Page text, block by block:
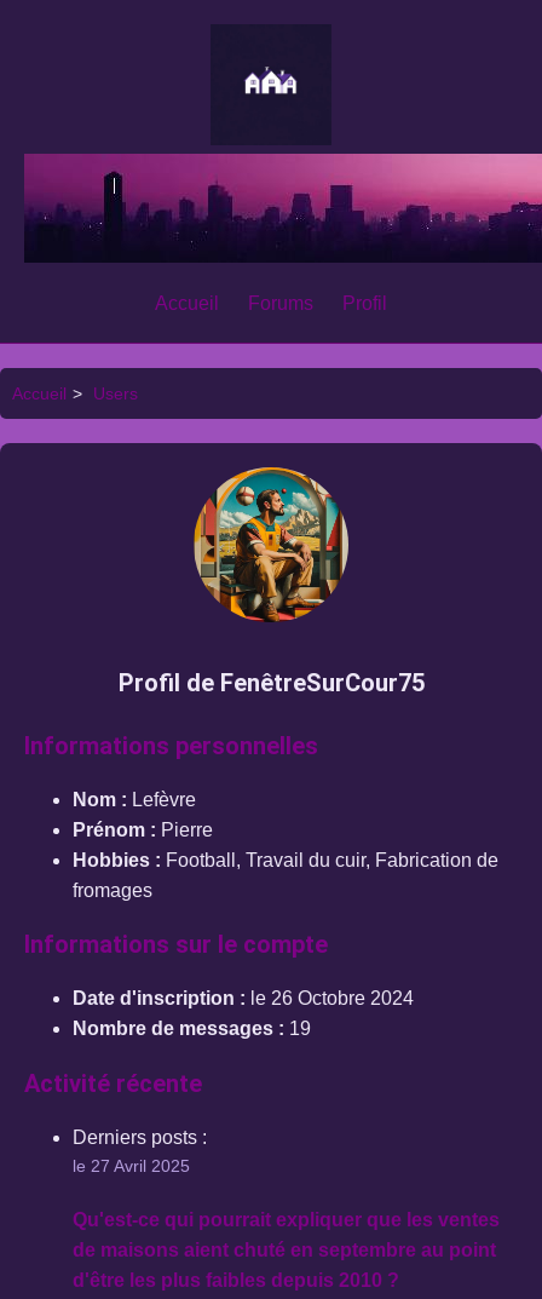
Accueil Forums Profil
Accueil > Users
Profil de FenêtreSurCour75
Informations personnelles
Nom : Lefèvre
Prénom : Pierre
Hobbies : Football, Travail du cuir, Fabrication de
fromages
Informations sur le compte
Date d'inscription : le 26 Octobre 2024
Nombre de messages : 19
Activité récente
Derniers posts :
le 27 Avril 2025
Qu'est-ce qui pourrait expliquer que les ventes
de maisons aient chuté en septembre au point
d'être les plus faibles depuis 2010 ?